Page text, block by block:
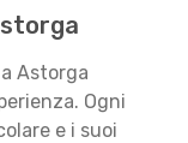
Astorga
Ogni
e i suoi